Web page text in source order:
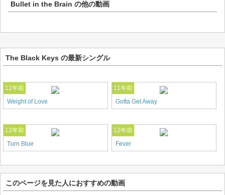
Bullet in the Brain の他の動画
The Black Keys の最新シングル
11年前
Weight of Love
11年前
Gotta Get Away
12年前
Turn Blue
12年前
Fever
このページを見た人におすすめの動画